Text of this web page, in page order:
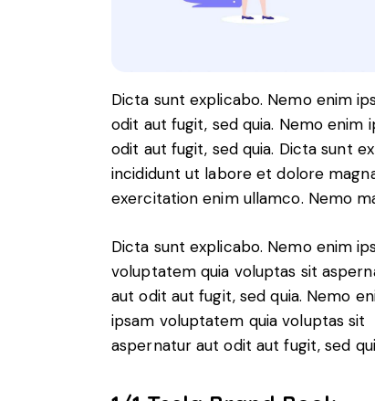
Dicta sunt explicabo. Nemo enim
odit aut fugit, sed quia. Nemo
odit aut fugit, sed quia. Dicta sunt
incididunt ut labore et dolore
exercitation enim ullamco. Nemo
Dicta sunt explicabo. Nemo enim
voluptatem quia voluptas sit
aut odit aut fugit, sed quia. Nemo
ipsam voluptatem quia voluptas sit
aspernatur aut odit aut fugit, sed